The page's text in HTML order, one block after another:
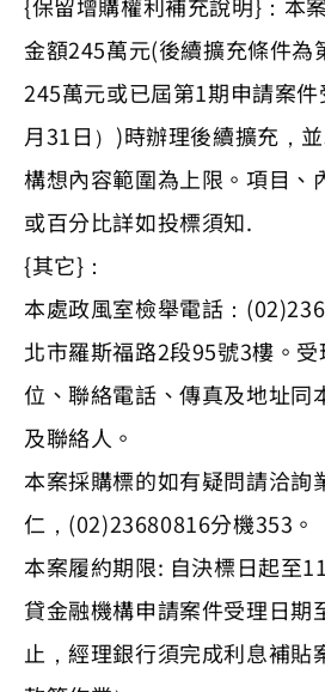
金額245萬元(後續擴充條件為
245萬元或已屆第1期申請案
月31日）)時辦理後續擴充，
構想內容範圍為上限。項目、
或百分比詳如投標須知.
{其它}：
本處政風室檢舉電話：
北市羅斯福路2段95號3樓。
位、聯絡電話、傳真及地址同
及聯絡人。
本案採購標的如有疑問請洽詢
仁，(02)23680816分機353。
本案履約期限: 自決標日起至
貸金融機構申請案件受理日期
止，經理銀行須完成利息補貼